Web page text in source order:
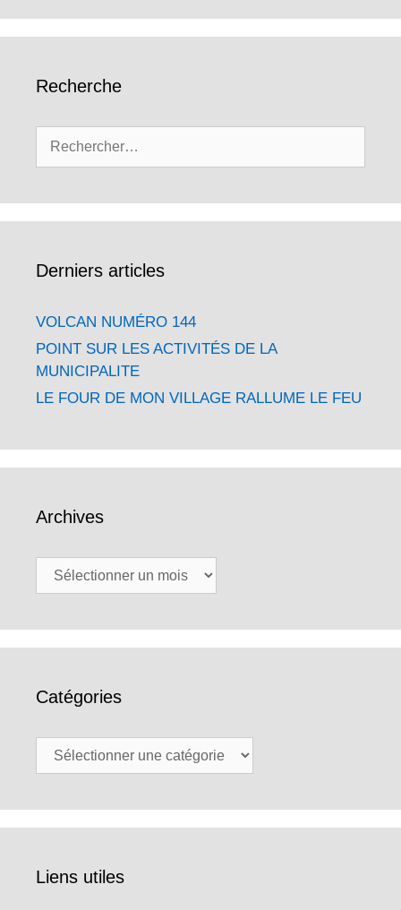
Recherche
Rechercher :
Derniers articles
VOLCAN NUMÉRO 144
POINT SUR LES ACTIVITÉS DE LA
MUNICIPALITE
LE FOUR DE MON VILLAGE RALLUME LE FEU
Archives
Archives
Catégories
Catégories
Liens utiles